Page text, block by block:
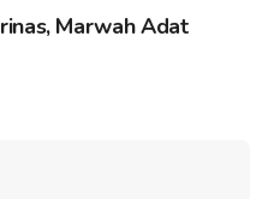
Marwah Adat